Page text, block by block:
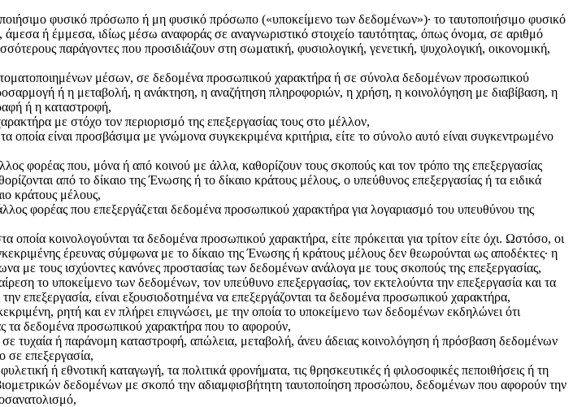
φυσικό πρόσωπο ή μη φυσικό πρόσωπο («υποκείμενο των δεδομένων»)· το ταυτοποιήσιμο φυσικό
ή έμμεσα, ιδίως μέσω αναφοράς σε αναγνωριστικό στοιχείο ταυτότητας, όπως όνομα, σε αριθμό
παράγοντες που προσιδιάζουν στη σωματική, φυσιολογική, γενετική, ψυχολογική, οικονομική,
μέσων, σε δεδομένα προσωπικού χαρακτήρα ή σε σύνολα δεδομένων προσωπικού
ή η μεταβολή, η ανάκτηση, η αναζήτηση πληροφοριών, η χρήση, η κοινολόγηση με διαβίβαση, η
ή η καταστροφή,
με στόχο τον περιορισμό της επεξεργασίας τους στο μέλλον,
είναι προσβάσιμα με γνώμονα συγκεκριμένα κριτήρια, είτε το σύνολο αυτό είναι συγκεντρωμένο
φορέας που, μόνα ή από κοινού με άλλα, καθορίζουν τους σκοπούς και τον τρόπο της επεξεργασίας
από το δίκαιο της Ένωσης ή το δίκαιο κράτους μέλους, ο υπεύθυνος επεξεργασίας ή τα ειδικά
κράτους μέλους,
φορέας που επεξεργάζεται δεδομένα προσωπικού χαρακτήρα για λογαριασμό του υπευθύνου της
κοινολογούνται τα δεδομένα προσωπικού χαρακτήρα, είτε πρόκειται για τρίτον είτε όχι. Ωστόσο, οι
έρευνας σύμφωνα με το δίκαιο της Ένωσης ή κράτους μέλους δεν θεωρούνται ως αποδέκτες· η
με τους ισχύοντες κανόνες προστασίας των δεδομένων ανάλογα με τους σκοπούς της επεξεργασίας,
το υποκείμενο των δεδομένων, τον υπεύθυνο επεξεργασίας, τον εκτελούντα την επεξεργασία και τα
επεξεργασία, είναι εξουσιοδοτημένα να επεξεργάζονται τα δεδομένα προσωπικού χαρακτήρα,
ρητή και εν πλήρει επιγνώσει, με την οποία το υποκείμενο των δεδομένων εκδηλώνει ότι
τα δεδομένα προσωπικού χαρακτήρα που το αφορούν,
ή παράνομη καταστροφή, απώλεια, μεταβολή, άνευ άδειας κοινολόγηση ή πρόσβαση δεδομένων
σε επεξεργασία,
ή εθνοτική καταγωγή, τα πολιτικά φρονήματα, τις θρησκευτικές ή φιλοσοφικές πεποιθήσεις ή τη
δεδομένων με σκοπό την αδιαμφισβήτητη ταυτοποίηση προσώπου, δεδομένων που αφορούν την